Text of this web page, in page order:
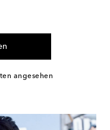
angesehen